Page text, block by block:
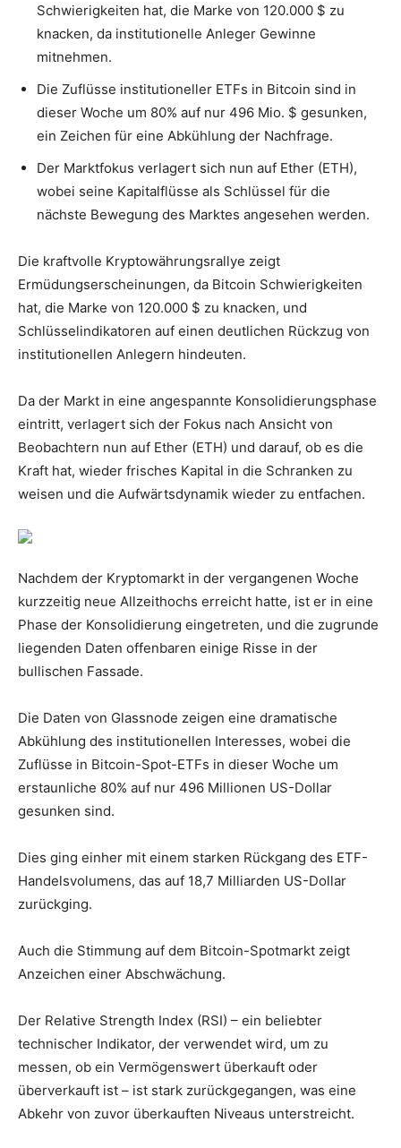
Schwierigkeiten hat, die Marke von 120.000 $ zu
knacken, da institutionelle Anleger Gewinne
mitnehmen.
Die Zuflüsse institutioneller ETFs in Bitcoin sind in
dieser Woche um 80% auf nur 496 Mio. $ gesunken,
ein Zeichen für eine Abkühlung der Nachfrage.
Der Marktfokus verlagert sich nun auf Ether (ETH),
wobei seine Kapitalflüsse als Schlüssel für die
nächste Bewegung des Marktes angesehen werden.
Die kraftvolle Kryptowährungsrallye zeigt
Ermüdungserscheinungen, da Bitcoin Schwierigkeiten
hat, die Marke von 120.000 $ zu knacken, und
Schlüsselindikatoren auf einen deutlichen Rückzug von
institutionellen Anlegern hindeuten.
Da der Markt in eine angespannte Konsolidierungsphase
eintritt, verlagert sich der Fokus nach Ansicht von
Beobachtern nun auf Ether (ETH) und darauf, ob es die
Kraft hat, wieder frisches Kapital in die Schranken zu
weisen und die Aufwärtsdynamik wieder zu entfachen.
Nachdem der Kryptomarkt in der vergangenen Woche
kurzzeitig neue Allzeithochs erreicht hatte, ist er in eine
Phase der Konsolidierung eingetreten, und die zugrunde
liegenden Daten offenbaren einige Risse in der
bullischen Fassade.
Die Daten von Glassnode zeigen eine dramatische
Abkühlung des institutionellen Interesses, wobei die
Zuflüsse in Bitcoin-Spot-ETFs in dieser Woche um
erstaunliche 80% auf nur 496 Millionen US-Dollar
gesunken sind.
Dies ging einher mit einem starken Rückgang des ETF-
Handelsvolumens, das auf 18,7 Milliarden US-Dollar
zurückging.
Auch die Stimmung auf dem Bitcoin-Spotmarkt zeigt
Anzeichen einer Abschwächung.
Der Relative Strength Index (RSI) – ein beliebter
technischer Indikator, der verwendet wird, um zu
messen, ob ein Vermögenswert überkauft oder
überverkauft ist – ist stark zurückgegangen, was eine
Abkehr von zuvor überkauften Niveaus unterstreicht.